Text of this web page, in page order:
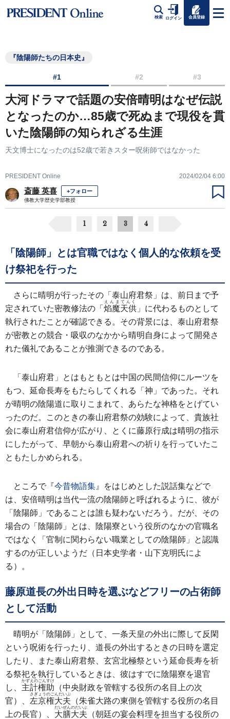
検索 ログイン 会員登録
『陰陽師たちの日本史』
#1 #2 #3
大河ドラマで話題の安倍晴明はなぜ伝説
となったのか…85歳で死ぬまで現役を貫
いた陰陽師の知られざる生涯
天文博士になったのは52歳で若きスター呪術師ではなかった
PRESIDENT Online 2024/02/04 6:00
斎藤 英喜 +フォロー
佛教大学歴史学部教授
1 2 3 4
「陰陽師」とは官職ではなく個人的な依頼を受
け祭祀を行った
さらに晴明が行ったその「泰山府君祭」は、前日まで予
定されていた密教修法の「 焰魔天供
えんまてんく
」に代わるものとして
執行されたことが確認できる。その背景には、泰山府君祭
が密教との競合・吸収のなかから晴明自身によって開発さ
れた儀礼であることが推測できるのである。
「泰山府君」とはもともとは中国の民間信仰にルーツを
もつ、延命長寿をもたらしてくれる「神」であった。それ
が晴明の陰陽道に取りこまれて、あらたな神格をとげてい
ったのだ。このときの泰山府君祭の効験によって、貴族社
会に泰山府君信仰が広がり、とくに藤原行成は晴明の指示
にしたがって、早朝から泰山府君への祈りを行っていたこ
ともたしかめられる。
ところで『今昔物語集 』をはじめとした説話集などで
は、安倍晴明は当代一流の陰陽師と呼ばれるように、彼が
「陰陽師」であることは誰も疑わないだろう。だが、その
場合の「陰陽師」とは、陰陽寮という役所のなかの官職名
ではなく「官制に関わらない職業としての陰陽師」と認識
するのが正しいようだ（日本史学者・山下克明氏によ
る）。
藤原道長の外出日時を選ぶなどフリーの占術師
として活動
晴明が「陰陽師」として、一条天皇の外出に際して反閑
という呪術を行ったり、道長の外出するときの日時を選定
したり、また泰山府君祭、玄宮北極祭という延命長寿を祈
る祭祀を執行しているときは、彼はすでに陰陽寮を退官
し、 主計権助
かずえのごんすけ
（中央財政を管轄する役所の名目上の次
官）、 左京権大夫
さぎょうのごんだいぶ
（朱雀大路の東側を管轄する役所の名目
上の長官）、 大膳大夫
だいぜんのだいぶ
（朝廷の宴会料理を担当する役所の